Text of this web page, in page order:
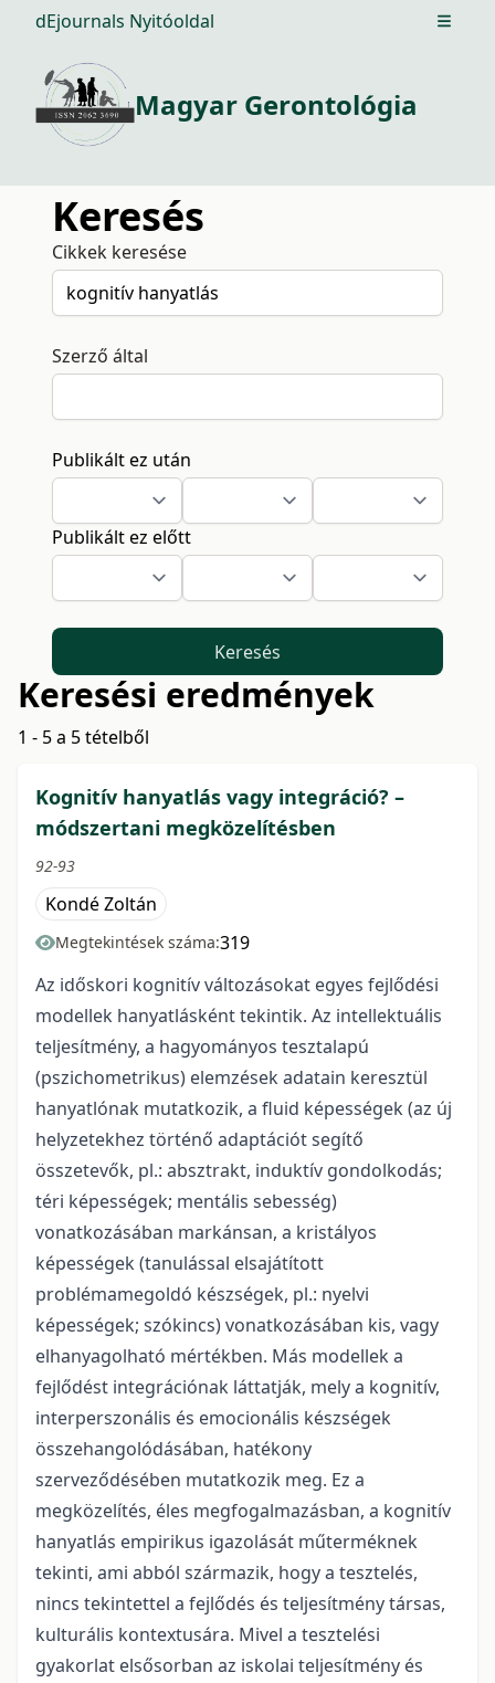
dEjournals Nyitóoldal Open
Magyar Gerontológia
Keresés
Cikkek keresése
Szerző által
Publikált ez után
Publikált ez előtt
Keresés
Keresési eredmények
1 - 5 a 5 tételből
Kognitív hanyatlás vagy integráció? –
módszertani megközelítésben
92-93
Kondé Zoltán
Megtekintések száma:319
Az időskori kognitív változásokat egyes fejlődési
modellek hanyatlásként tekintik. Az intellektuális
teljesítmény, a hagyományos tesztalapú
(pszichometrikus) elemzések adatain keresztül
hanyatlónak mutatkozik, a fluid képességek (az új
helyzetekhez történő adaptációt segítő
összetevők, pl.: absztrakt, induktív gondolkodás;
téri képességek; mentális sebesség)
vonatkozásában markánsan, a kristályos
képességek (tanulással elsajátított
problémamegoldó készségek, pl.: nyelvi
képességek; szókincs) vonatkozásában kis, vagy
elhanyagolható mértékben. Más modellek a
fejlődést integrációnak láttatják, mely a kognitív,
interperszonális és emocionális készségek
összehangolódásában, hatékony
szerveződésében mutatkozik meg. Ez a
megközelítés, éles megfogalmazásban, a kognitív
hanyatlás empirikus igazolását műterméknek
tekinti, ami abból származik, hogy a tesztelés,
nincs tekintettel a fejlődés és teljesítmény társas,
kulturális kontextusára. Mivel a tesztelési
gyakorlat elsősorban az iskolai teljesítmény és